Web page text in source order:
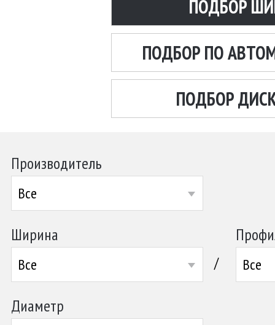
ПОДБОР
ПОДБОР ПО
ПОДБОР
Производитель
Все
Ширина
Все / Все
Диаметр